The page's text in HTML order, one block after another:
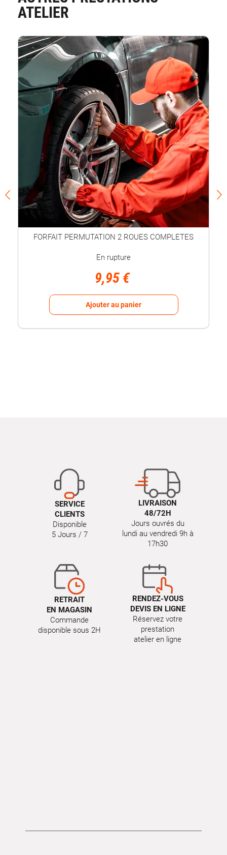
ATELIER
FORFAIT PERMUTATION 2 ROUES COMPLETES
En rupture
9,95 €
Ajouter au panier
SERVICE
CLIENTS
Disponible
5 Jours / 7
LIVRAISON
48/72H
Jours ouvrés du
lundi au vendredi 9h à
17h30
RETRAIT
EN MAGASIN
Commande
disponible sous 2H
RENDEZ-VOUS
DEVIS EN LIGNE
Réservez votre
prestation
atelier en ligne